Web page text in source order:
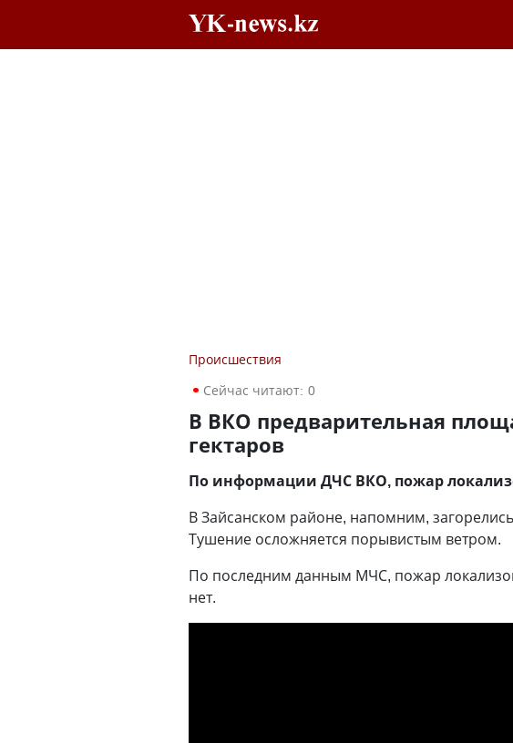
Происшествия
Сейчас читают: 0
В ВКО предварительная
гектаров
По информации ДЧС ВКО, пожар
В Зайсанском районе, напомним,
Тушение осложняется порывистым ветром.
По последним данным МЧС, пожар
нет.